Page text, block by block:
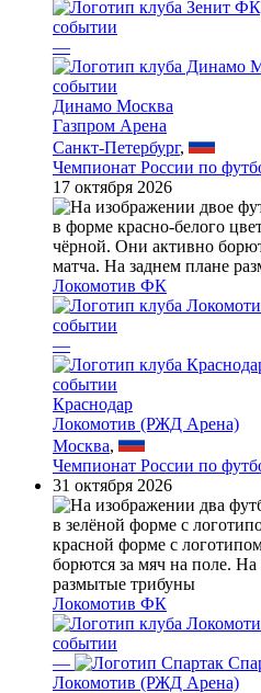
—
Динамо Москва
Газпром Арена
Санкт-Петербург,
Чемпионат России по
17 октября 2026
Локомотив ФК
—
Краснодар
Локомотив (РЖД Арена)
Москва,
Чемпионат России по
31 октября 2026
Локомотив ФК
—
Локомотив (РЖД Арена)